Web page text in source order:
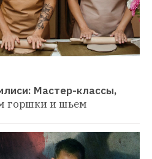
Мастер-классы,
горшки и шьем